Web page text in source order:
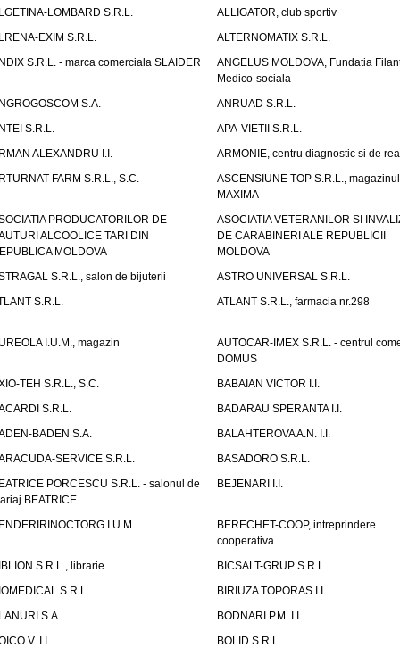
LOMBARD S.R.L.
ALLIGATOR, club sportiv
EXIM S.R.L.
ALTERNOMATIX S.R.L.
S.R.L. - marca comerciala SLAIDER
ANGELUS MOLDOVA, Fundatia
Medico-sociala
S.A.
ANRUAD S.R.L.
S.R.L.
APA-VIETII S.R.L.
ALEXANDRU I.I.
ARMONIE, centru diagnostic si de
FARM S.R.L., S.C.
ASCENSIUNE TOP S.R.L., magazinul
MAXIMA
PRODUCATORILOR DE
ALCOOLICE TARI DIN
MOLDOVA
ASOCIATIA VETERANILOR SI
DE CARABINERI ALE REPUBLICII
MOLDOVA
S.R.L., salon de bijuterii
ASTRO UNIVERSAL S.R.L.
S.R.L.
ATLANT S.R.L., farmacia nr.298
I.U.M., magazin
AUTOCAR-IMEX S.R.L. - centrul
DOMUS
TEH S.R.L., S.C.
BABAIAN VICTOR I.I.
S.R.L.
BADARAU SPERANTA I.I.
BADEN S.A.
BALAHTEROVA A.N. I.I.
SERVICE S.R.L.
BASADORO S.R.L.
PORCESCU S.R.L. - salonul de
BEATRICE
BEJENARI I.I.
I.U.M.
BERECHET-COOP, intreprindere
cooperativa
S.R.L., librarie
BICSALT-GRUP S.R.L.
S.R.L.
BIRIUZA TOPORAS I.I.
S.A.
BODNARI P.M. I.I.
V. I.I.
BOLID S.R.L.